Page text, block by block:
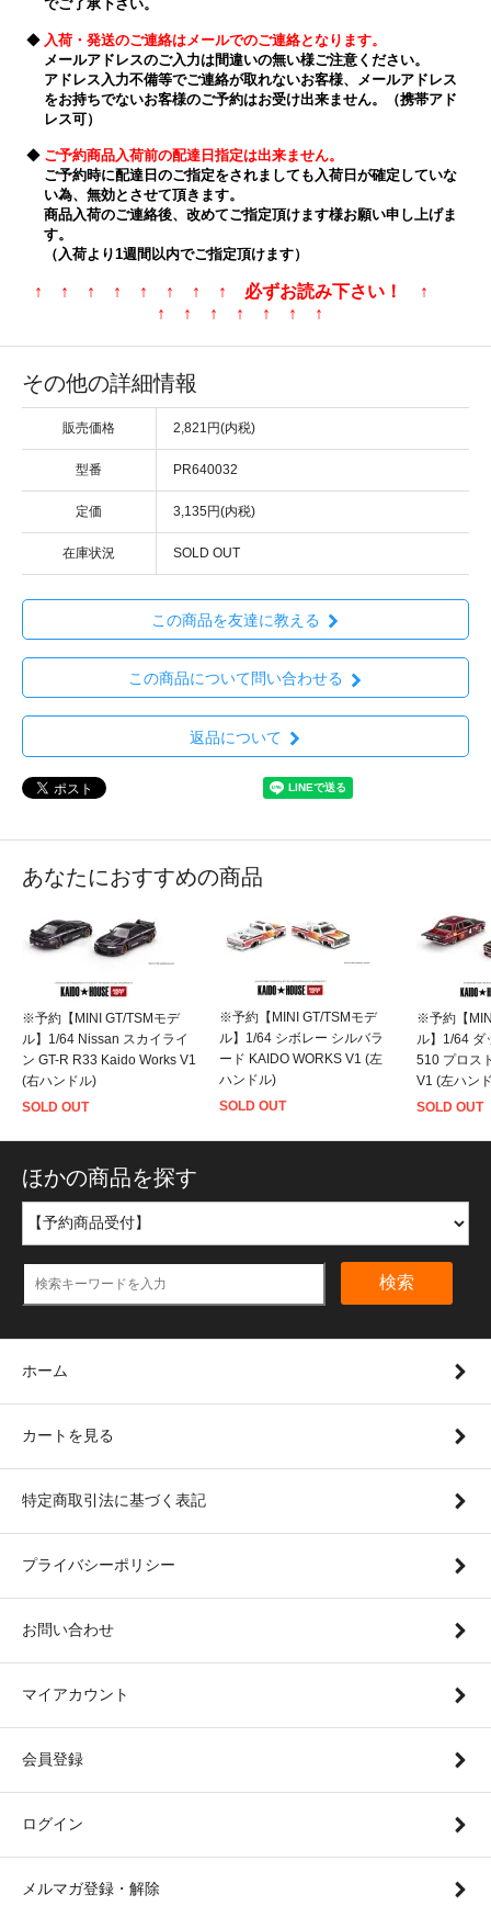
でご了承下さい。
◆ 入荷・発送のご連絡はメールでのご連絡となります。
メールアドレスのご入力は間違いの無い様ご注意ください。
アドレス入力不備等でご連絡が取れないお客様、メールアドレス
をお持ちでないお客様のご予約はお受け出来ません。（携帯アド
レス可）
◆ ご予約商品入荷前の配達日指定は出来ません。
ご予約時に配達日のご指定をされましても入荷日が確定していな
い為、無効とさせて頂きます。
商品入荷のご連絡後、改めてご指定頂けます様お願い申し上げま
す。
（入荷より1週間以内でご指定頂けます）
↑ ↑ ↑ ↑ ↑ ↑ ↑ ↑ 必ずお読み下さい！ ↑
↑ ↑ ↑ ↑ ↑ ↑ ↑
その他の詳細情報
販売価格 2,821円(内税)
型番 PR640032
定価 3,135円(内税)
在庫状況 SOLD OUT
この商品を友達に教える
この商品について問い合わせる
返品について
あなたにおすすめの商品
※予約【MINI GT/TSMモデ
ル】1/64 Nissan スカイライ
ン GT-R R33 Kaido Works V1
(右ハンドル)
SOLD OUT
※予約【MINI GT/TSMモデ
ル】1/64 シボレー シルバラ
ード KAIDO WORKS V1 (左
ハンドル)
SOLD OUT
※予約【
ル】1/64 ダ
510 プロス
V1 (左ハン
SOLD OUT
ほかの商品を探す
検索
ホーム
カートを見る
特定商取引法に基づく表記
プライバシーポリシー
お問い合わせ
マイアカウント
会員登録
ログイン
メルマガ登録・解除